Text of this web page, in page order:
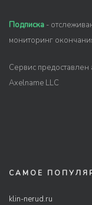
Подписка -
мониторинг
Сервис
Axelname LLC
САМОЕ
klin-nerud.ru